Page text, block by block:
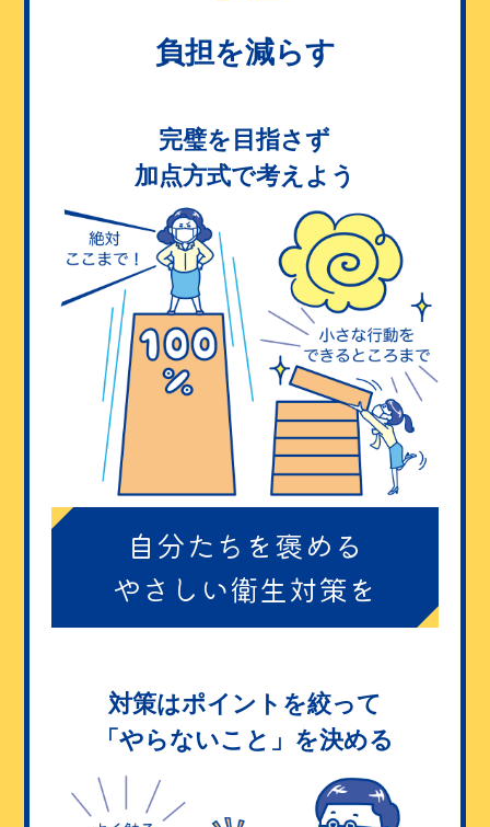
負担を減らす
完璧を目指さず
加点方式で考えよう
自分たちを褒める
やさしい衛生対策を
対策はポイントを絞って
「やらないこと」を決める